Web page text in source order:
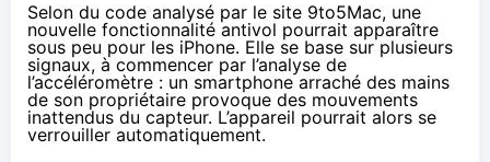
Selon du code analysé par le site 9to5Mac, une
nouvelle fonctionnalité antivol pourrait apparaître
sous peu pour les iPhone. Elle se base sur plusieurs
signaux, à commencer par l’analyse de
l’accéléromètre : un smartphone arraché des mains
de son propriétaire provoque des mouvements
inattendus du capteur. L’appareil pourrait alors se
verrouiller automatiquement.